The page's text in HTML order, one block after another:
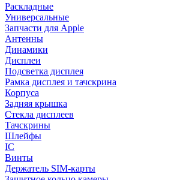
Раскладные
Универсальные
Запчасти для Apple
Антенны
Динамики
Дисплеи
Подсветка дисплея
Рамка дисплея и тачскрина
Корпуса
Задняя крышка
Стекла дисплеев
Тачскрины
Шлейфы
IC
Винты
Держатель SIM-карты